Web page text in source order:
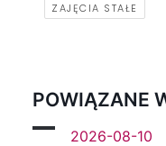
ZAJĘCIA STAŁE
POWIĄZANE
2026-08-10